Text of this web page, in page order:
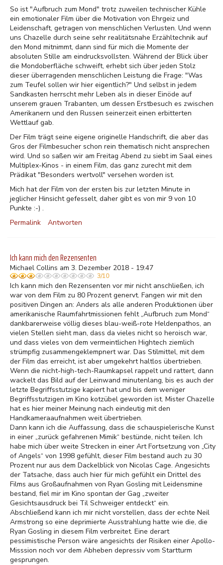
So ist "Aufbruch zum Mond" trotz zuweilen technischer Kühle
ein emotionaler Film über die Motivation von Ehrgeiz und
Leidenschaft, getragen von menschlichen Verlusten. Und wenn
uns Chazelle durch seine sehr realitätsnahe Erzähltechnik auf
den Mond mitnimmt, dann sind für mich die Momente der
absoluten Stille am eindrucksvollsten. Während der Blick über
die Mondoberfläche schweift, erhebt sich über jeden Stolz
dieser überragenden menschlichen Leistung die Frage: "Was
zum Teufel sollen wir hier eigentlich?" Und selbst in jedem
Sandkasten herrscht mehr Leben als in dieser Einöde auf
unserem grauen Trabanten, um dessen Erstbesuch es zwischen
Amerikanern und den Russen seinerzeit einen erbitterten
Wettlauf gab.
Der Film trägt seine eigene originelle Handschrift, die aber das
Gros der Filmbesucher schon rein thematisch nicht ansprechen
wird. Und so saßen wir am Freitag Abend zu siebt im Saal eines
Multiplex-Kinos - in einem Film, das ganz zurecht mit dem
Prädikat "Besonders wertvoll" versehen worden ist.
Mich hat der Film von der ersten bis zur letzten Minute in
jeglicher Hinsicht gefesselt, daher gibt es von mir 9 von 10
Punkte :-) .
Permalink
Antworten
Ich kann mich den Rezensenten
Michael Collins am 3. Dezember 2018 - 19:47
3/10
Ich kann mich den Rezensenten vor mir nicht anschließen, ich
war von dem Film zu 80 Prozent genervt. Fangen wir mit den
positiven Dingen an: Anders als alle anderen Produktionen über
amerikanische Raumfahrtmissionen fehlt „Aufbruch zum Mond“
dankbarerweise völlig dieses blau-weiß-rote Heldenpathos, an
vielen Stellen sieht man, dass da vieles nicht so heroisch war,
und dass vieles von dem vermeintlichen Hightech ziemlich
strümpfig zusammengeklempnert war. Das Stilmittel, mit dem
der Film das erreicht, ist aber umgekehrt haltlos übertrieben.
Wenn die nicht-high-tech-Raumkapsel rappelt und rattert, dann
wackelt das Bild auf der Leinwand minutenlang, bis es auch der
letzte Begriffsstutzige kapiert hat und bis dem weniger
Begriffsstutzigen im Kino kotzübel geworden ist. Mister Chazelle
hat es hier meiner Meinung nach eindeutig mit den
Handkameraaufnahmen weit übertrieben.
Dann kann ich die Auffassung, dass die schauspielerische Kunst
in einer „zurück gefahrenen Mimik“ bestünde, nicht teilen. Ich
habe mich über weite Strecken in einer Art Fortsetzung von „City
of Angels“ von 1998 gefühlt, dieser Film bestand auch zu 30
Prozent nur aus dem Dackelblick von Nicolas Cage. Angesichts
der Tatsache, dass auch hier für mich gefühlt ein Drittel des
Films aus Großaufnahmen von Ryan Gosling mit Leidensmine
bestand, fiel mir im Kino spontan der Gag „zweiter
Gesichtsausdruck bei Til Schweiger entdeckt“ ein.
Abschließend kann ich mir nicht vorstellen, dass der echte Neil
Armstrong so eine deprimierte Ausstrahlung hatte wie die, die
Ryan Gosling in diesem Film verbreitet. Eine derart
pessimistische Person wäre angesichts der Risiken einer Apollo-
Misssion noch vor dem Abheben depressiv vom Startturm
gesprungen.